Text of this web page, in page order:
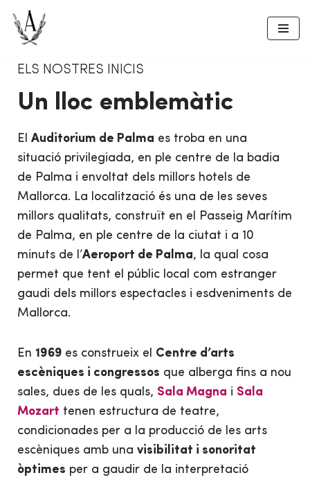
Skip
content
ELS NOSTRES INICIS
Un lloc emblemàtic
El Auditorium de Palma es troba en una
situació privilegiada, en ple centre de la badia
de Palma i envoltat dels millors hotels de
Mallorca. La localització és una de les seves
millors qualitats, construït en el Passeig Marítim
de Palma, en ple centre de la ciutat i a 10
minuts de l’Aeroport de Palma, la qual cosa
permet que tent el públic local com estranger
gaudi dels millors espectacles i esdveniments de
Mallorca.
En 1969 es construeix el Centre d’arts
escèniques i congressos que alberga fins a nou
sales, dues de les quals, Sala Magna i Sala
Mozart tenen estructura de teatre,
condicionades per a la producció de les arts
escèniques amb una visibilitat i sonoritat
òptimes per a gaudir de la interpretació